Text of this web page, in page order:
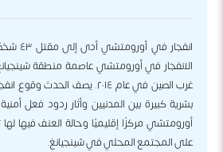
الانفجار في أورومتشي عاصمة منطقة
غرب الصين في عام ٢٠١٤. يصف
بشرية كبيرة بين المدنيين وأثار ردود فعل
أورومتشي مركزًا إقليميًا وحالة العنف فيها لها
على المجتمع المحلي في شينجيانغ.